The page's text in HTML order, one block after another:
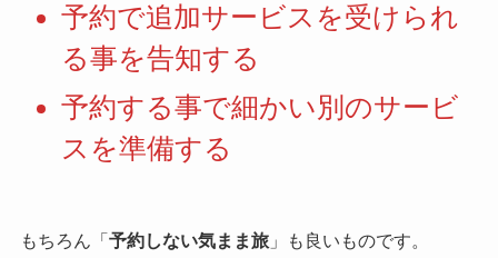
予約で追加サービスを受けられ
る事を告知する
予約する事で細かい別のサービ
スを準備する
もちろん「予約しない気まま旅」も良いものです。